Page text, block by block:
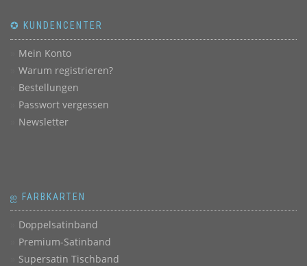
✪ KUNDENCENTER
Mein Konto
Warum registrieren?
Bestellungen
Passwort vergessen
Newsletter
ஐ FARBKARTEN
Doppelsatinband
Premium-Satinband
Supersatin Tischband